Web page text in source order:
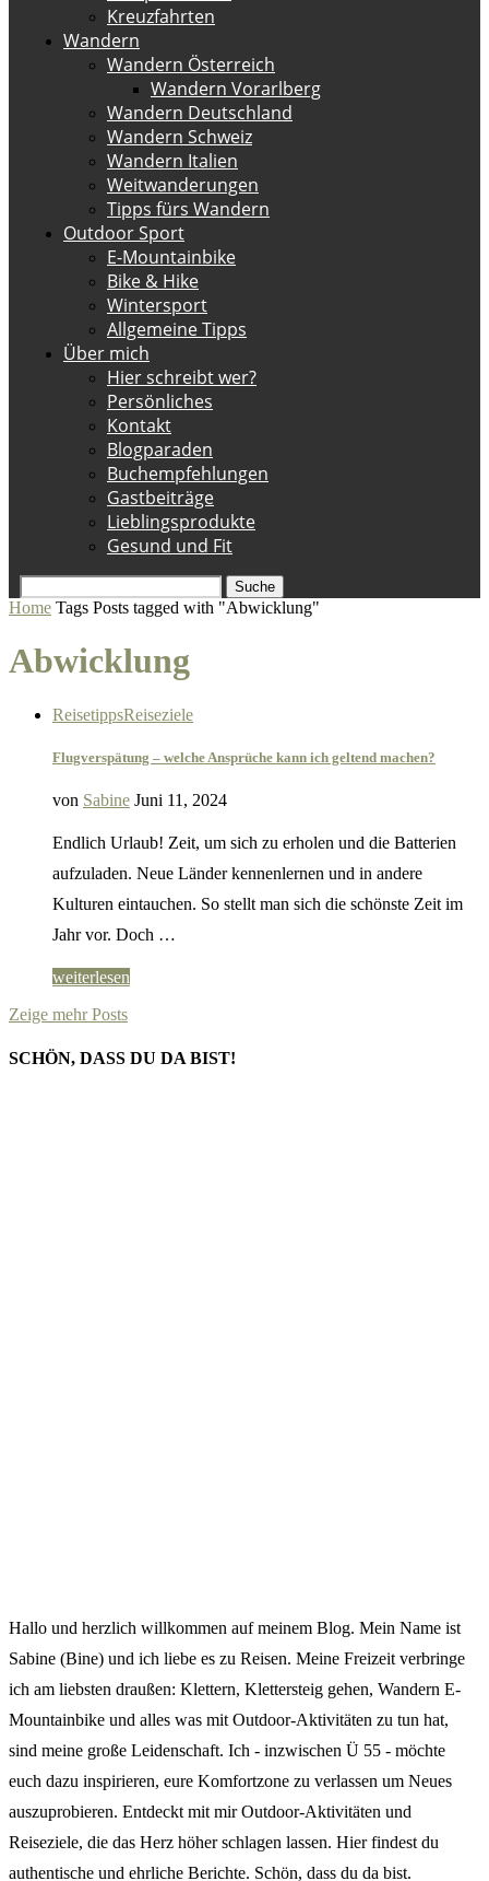
Kreuzfahrten
Wandern
Wandern Österreich
Wandern Vorarlberg
Wandern Deutschland
Wandern Schweiz
Wandern Italien
Weitwanderungen
Tipps fürs Wandern
Outdoor Sport
E-Mountainbike
Bike & Hike
Wintersport
Allgemeine Tipps
Über mich
Hier schreibt wer?
Persönliches
Kontakt
Blogparaden
Buchempfehlungen
Gastbeiträge
Lieblingsprodukte
Gesund und Fit
Suche
Home Tags Posts tagged with "Abwicklung"
Abwicklung
ReisetippsReiseziele
Flugverspätung – welche Ansprüche kann ich geltend machen?
von Sabine Juni 11, 2024
Endlich Urlaub! Zeit, um sich zu erholen und die Batterien
aufzuladen. Neue Länder kennenlernen und in andere
Kulturen eintauchen. So stellt man sich die schönste Zeit im
Jahr vor. Doch …
weiterlesen
Zeige mehr Posts
SCHÖN, DASS DU DA BIST!
Hallo und herzlich willkommen auf meinem Blog. Mein Name ist
Sabine (Bine) und ich liebe es zu Reisen. Meine Freizeit verbringe
ich am liebsten draußen: Klettern, Klettersteig gehen, Wandern E-
Mountainbike und alles was mit Outdoor-Aktivitäten zu tun hat,
sind meine große Leidenschaft. Ich - inzwischen Ü 55 - möchte
euch dazu inspirieren, eure Komfortzone zu verlassen um Neues
auszuprobieren. Entdeckt mit mir Outdoor-Aktivitäten und
Reiseziele, die das Herz höher schlagen lassen. Hier findest du
authentische und ehrliche Berichte. Schön, dass du da bist.